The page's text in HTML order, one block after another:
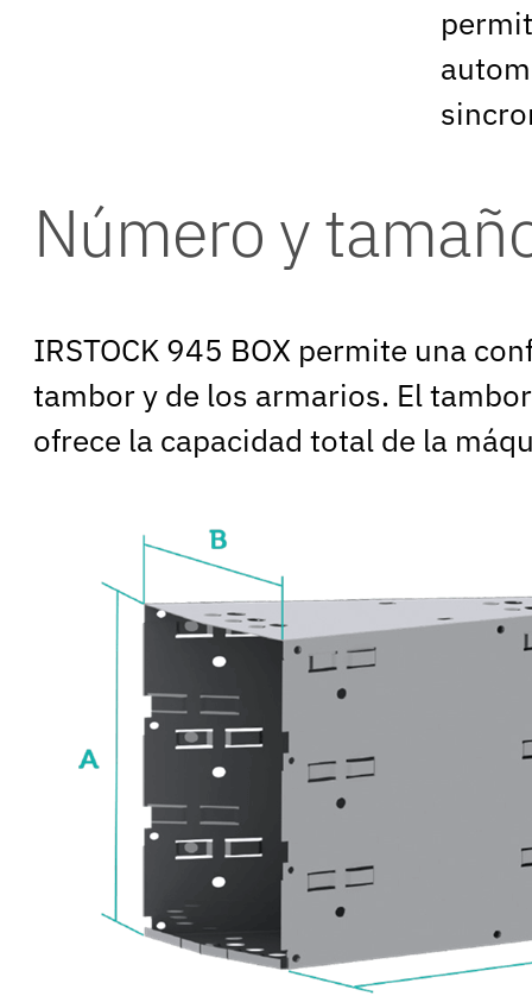
Número y
IRSTOCK 945 BOX permite una
tambor y de los armarios. El
ofrece la capacidad total de la